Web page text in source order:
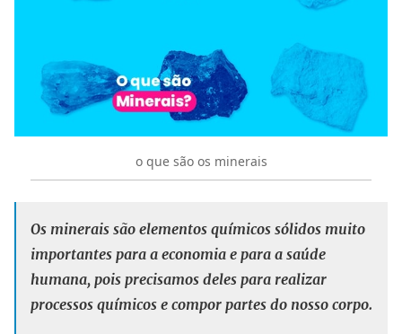
o que são os minerais
Os minerais são elementos químicos sólidos muito
importantes para a economia e para a saúde
humana, pois precisamos deles para realizar
processos químicos e compor partes do nosso corpo.